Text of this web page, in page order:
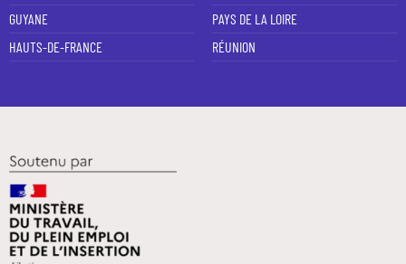
GUYANE
HAUTS-DE-FRANCE
PAYS DE LA LOIRE
RÉUNION